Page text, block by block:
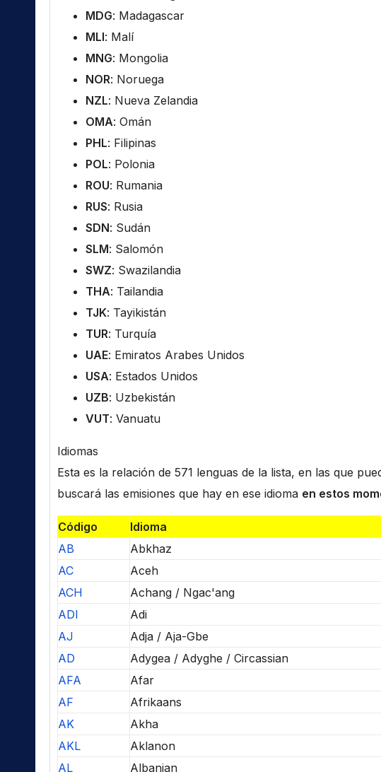
MDG: Madagascar
MLI: Malí
MNG: Mongolia
NOR: Noruega
NZL: Nueva Zelandia
OMA: Omán
PHL: Filipinas
POL: Polonia
ROU: Rumania
RUS: Rusia
SDN: Sudán
SLM: Salomón
SWZ: Swazilandia
THA: Tailandia
TJK: Tayikistán
TUR: Turquía
UAE: Emiratos Arabes Unidos
USA: Estados Unidos
UZB: Uzbekistán
VUT: Vanuatu
Idiomas
Esta es la relación de 571 lenguas de la lista, en las que
buscará las emisiones que hay en ese idioma en estos
Código
Idioma
AB
Abkhaz
AC
Aceh
ACH
Achang / Ngac'ang
ADI
Adi
AJ
Adja / Aja-Gbe
AD
Adygea / Adyghe / Circassian
AFA
Afar
AF
Afrikaans
AK
Akha
AKL
Aklanon
AL
Albanian